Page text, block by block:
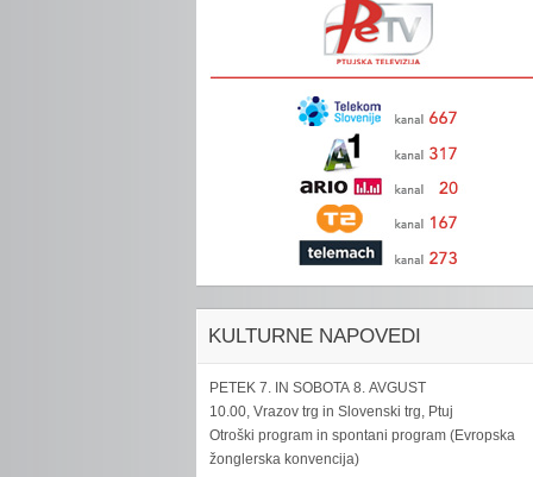
KULTURNE NAPOVEDI
PETEK 7. IN SOBOTA 8. AVGUST
10.00, Vrazov trg in Slovenski trg, Ptuj
Otroški program in spontani program (Evropska
žonglerska konvencija)